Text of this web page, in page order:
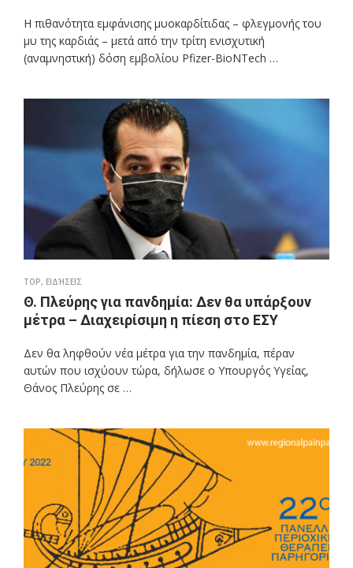
Η πιθανότητα εμφάνισης μυοκαρδίτιδας – φλεγμονής του
μυ της καρδιάς – μετά από την τρίτη ενισχυτική
(αναμνηστική) δόση εμβολίου Pfizer-BioNTech …
TOP, ΕΙΔΉΣΕΙΣ
Θ. Πλεύρης για πανδημία: Δεν θα υπάρξουν
μέτρα – Διαχειρίσιμη η πίεση στο ΕΣΥ
Δεν θα ληφθούν νέα μέτρα για την πανδημία, πέραν
αυτών που ισχύουν τώρα, δήλωσε ο Υπουργός Υγείας,
Θάνος Πλεύρης σε …